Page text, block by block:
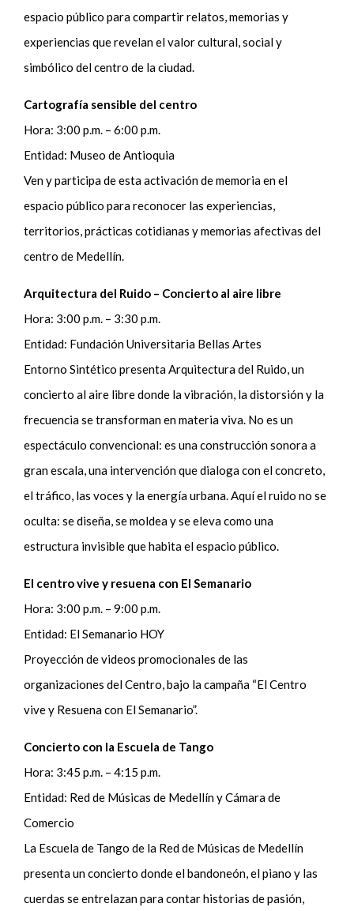
espacio público para compartir relatos, memorias y
experiencias que revelan el valor cultural, social y
simbólico del centro de la ciudad.
Cartografía sensible del centro
Hora: 3:00 p.m. – 6:00 p.m.
Entidad: Museo de Antioquia
Ven y participa de esta activación de memoria en el
espacio público para reconocer las experiencias,
territorios, prácticas cotidianas y memorias afectivas del
centro de Medellín.
Arquitectura del Ruido – Concierto al aire libre
Hora: 3:00 p.m. – 3:30 p.m.
Entidad: Fundación Universitaria Bellas Artes
Entorno Sintético presenta Arquitectura del Ruido, un
concierto al aire libre donde la vibración, la distorsión y la
frecuencia se transforman en materia viva. No es un
espectáculo convencional: es una construcción sonora a
gran escala, una intervención que dialoga con el concreto,
el tráfico, las voces y la energía urbana. Aquí el ruido no se
oculta: se diseña, se moldea y se eleva como una
estructura invisible que habita el espacio público.
El centro vive y resuena con El Semanario
Hora: 3:00 p.m. – 9:00 p.m.
Entidad: El Semanario HOY
Proyección de videos promocionales de las
organizaciones del Centro, bajo la campaña “El Centro
vive y Resuena con El Semanario”.
Concierto con la Escuela de Tango
Hora: 3:45 p.m. – 4:15 p.m.
Entidad: Red de Músicas de Medellín y Cámara de
Comercio
La Escuela de Tango de la Red de Músicas de Medellín
presenta un concierto donde el bandoneón, el piano y las
cuerdas se entrelazan para contar historias de pasión,